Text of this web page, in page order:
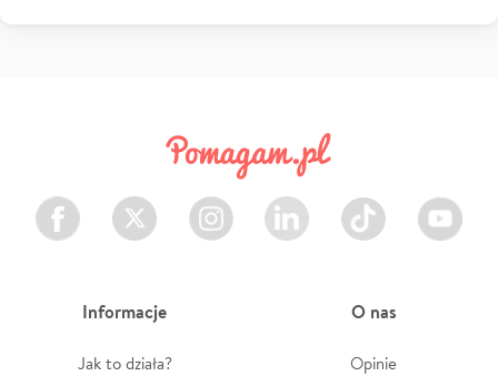
Facebook Twitter Instagram LinkedIn TikTok Youtube
Informacje
Jak to działa?
O nas
Opinie